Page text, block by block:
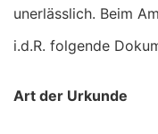
unerlässlich. Beim
i.d.R. folgende
Art der Urkunde